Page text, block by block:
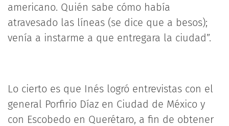
americano. Quién sabe cómo había
atravesado las líneas (se dice que a besos);
venía a instarme a que entregara la ciudad”.
Lo cierto es que Inés logró entrevistas con el
general Porfirio Díaz en Ciudad de México y
con Escobedo en Querétaro, a fin de obtener